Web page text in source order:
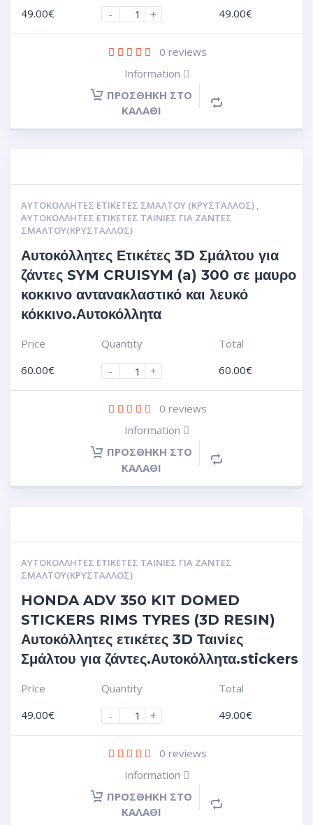
49.00€ - + 49.00€
0 reviews
Information
ΠΡΟΣΘΉΚΗ ΣΤΟ
ΚΑΛΆΘΙ
ΑΥΤΟΚΌΛΛΗΤΕΣ ΕΤΙΚΈΤΕΣ ΣΜΆΛΤΟΥ (ΚΡΥΣΤΑΛΛΟΣ) ,
ΑΥΤΟΚΌΛΛΗΤΕΣ ΕΤΙΚΈΤΕΣ ΤΑΙΝΊΕΣ ΓΙΑ ΖΆΝΤΕΣ
ΣΜΆΛΤΟΥ(ΚΡΎΣΤΑΛΛΟΣ)
Αυτοκόλλητες Ετικέτες 3D Σμάλτου για
ζάντες SYM CRUISYM (a) 300 σε μαυρο
κοκκινο αντανακλαστικό και λευκό
κόκκινο.Αυτοκόλλητα
Price
60.00€
Quantity
-
+
Total
60.00€
0 reviews
Information
ΠΡΟΣΘΉΚΗ ΣΤΟ
ΚΑΛΆΘΙ
ΑΥΤΟΚΌΛΛΗΤΕΣ ΕΤΙΚΈΤΕΣ ΤΑΙΝΊΕΣ ΓΙΑ ΖΆΝΤΕΣ
ΣΜΆΛΤΟΥ(ΚΡΎΣΤΑΛΛΟΣ)
HONDA ADV 350 KIT DOMED
STICKERS RIMS TYRES (3D RESIN)
Αυτοκόλλητες ετικέτες 3D Ταινίες
Σμάλτου για ζάντες.Αυτοκόλλητα.stickers
Price
49.00€
Quantity
-
+
Total
49.00€
0 reviews
Information
ΠΡΟΣΘΉΚΗ ΣΤΟ
ΚΑΛΆΘΙ